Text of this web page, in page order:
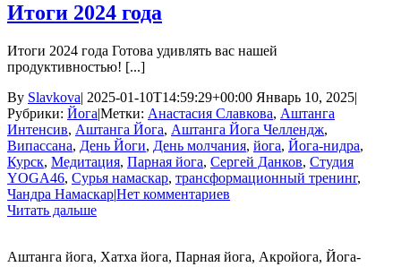
Итоги 2024 года
Итоги 2024 года Готова удивлять вас нашей
продуктивностью! [...]
By Slavkova| 2025-01-10T14:59:29+00:00 Январь 10, 2025|
Рубрики: Йога|Метки: Анастасия Славкова, Аштанга
Интенсив, Аштанга Йога, Аштанга Йога Челлендж,
Випассана, День Йоги, День молчания, йога, Йога-нидра,
Курск, Медитация, Парная йога, Сергей Данков, Студия
YOGA46, Сурья намаскар, трансформационный тренинг,
Чандра Намаскар|Нет комментариев
Читать дальше
Аштанга йога, Хатха йога, Парная йога, Акройога, Йога-